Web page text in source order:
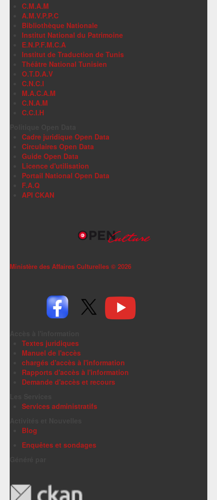
C.M.A.M
A.M.V.P.P.C
Bibliothèque Nationale
Institut National du Patrimoine
E.N.P.F.M.C.A
Institut de Traduction de Tunis
Théâtre National Tunisien
O.T.D.A.V
C.N.C.I
M.A.C.A.M
C.N.A.M
C.C.I.H
Cadre juridique Open Data
Circulaires Open Data
Guide Open Data
Licence d'utilisation
Portail National Open Data
F.A.Q
API CKAN
Ministère des Affaires Culturelles © 2026
Textes juridiques
Manuel de l'accès
chargés d'accès à l'information
Rapports d'accès à l'information
Demande d'accès et recours
Services administratifs
Blog
Enquêtes et sondages